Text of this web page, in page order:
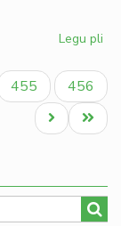
Legu pli
en
Paĝo
455 Paĝo
456
Last
page
Next
page